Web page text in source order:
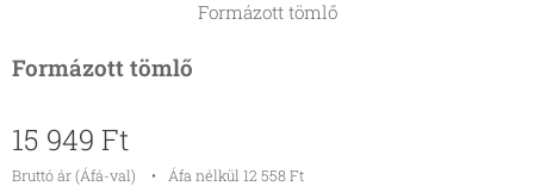
Formázott tömlő
Formázott tömlő
15 949 Ft
Bruttó ár (Áfá-val)
Áfa nélkül 12 558 Ft